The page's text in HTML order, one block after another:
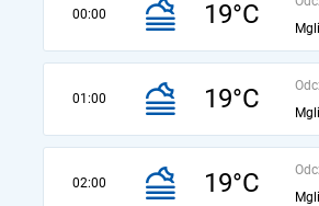
00:00 19°C
01:00 19°C
02:00 19°C